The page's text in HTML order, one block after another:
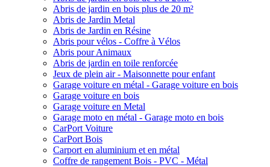
Abris de jardin en bois plus de 20 m²
Abris de Jardin Metal
Abris de Jardin en Résine
Abris pour vélos - Coffre à Vélos
Abris pour Animaux
Abris de jardin en toile renforcée
Jeux de plein air - Maisonnette pour enfant
Garage voiture en métal - Garage voiture en bois
Garage voiture en bois
Garage voiture en Metal
Garage moto en métal - Garage moto en bois
CarPort Voiture
CarPort Bois
Carport en aluminium et en métal
Coffre de rangement Bois - PVC - Métal